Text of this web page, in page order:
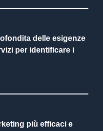
delle esigenze
per identificare i
più efficaci e